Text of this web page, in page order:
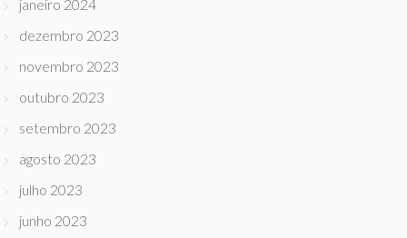
janeiro 2024
dezembro 2023
novembro 2023
outubro 2023
setembro 2023
agosto 2023
julho 2023
junho 2023